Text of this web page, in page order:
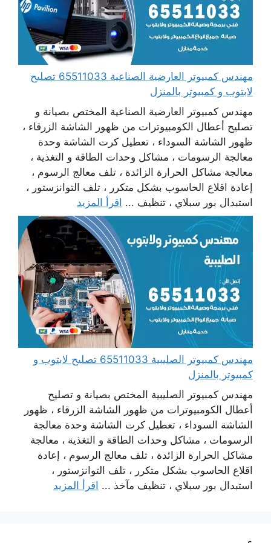
مهندس كمبيوتر العارضية الصناعية 65511033 تصليح
لابتوب و كمبيوتر بالمنزل
مهندس كمبيوتر العارضية الصناعية المختص بصيانة و
تصليح أعطال الكومبيوترات من ظهور الشاشة الزرقاء ،
ظهور الشاشة السوداء ، تعطيل كرت الشاشة وحدة
معالجة الرسومات ، مشاكل وحدات الطاقة و التغذية ،
معالجة مشاكل الحرارة الزائدة ، تلف معالج الرسوم ،
إعادة اقلاع الحاسوب بشكل متكرر ، تلف التوانزستور ،
استبدال بور سبلاي ، تنظيف ... اقرأ المزيد
مهندس كمبيوتر الصليبية 65511033 تصليح لابتوب و
كمبيوتر بالمنزل
مهندس كمبيوتر الصليبية المختص بصيانة و تصليح
أعطال الكومبيوترات من ظهور الشاشة الزرقاء ، ظهور
الشاشة السوداء ، تعطيل كرت الشاشة وحدة معالجة
الرسومات ، مشاكل وحدات الطاقة و التغذية ، معالجة
مشاكل الحرارة الزائدة ، تلف معالج الرسوم ، إعادة
اقلاع الحاسوب بشكل متكرر ، تلف التوانزستور ،
استبدال بور سبلاي ، تنظيف مآخذ ... اقرأ المزيد